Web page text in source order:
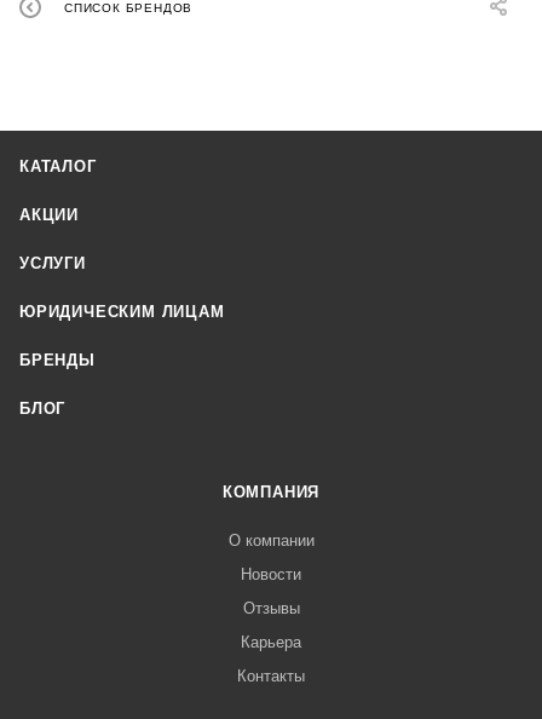
СПИСОК БРЕНДОВ
КАТАЛОГ
АКЦИИ
УСЛУГИ
ЮРИДИЧЕСКИМ ЛИЦАМ
БРЕНДЫ
БЛОГ
КОМПАНИЯ
О компании
Новости
Отзывы
Карьера
Контакты